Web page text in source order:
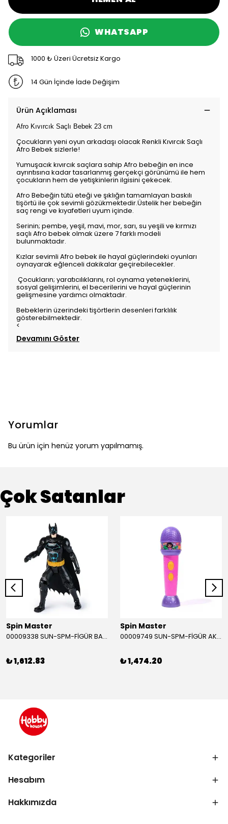
WHATSAPP
1000 ₺ Üzeri Ücretsiz Kargo
14 Gün İçinde İade Değişim
Ürün Açıklaması
Afro Kıvırcık Saçlı Bebek 23 cm
Çocukların yeni oyun arkadaşı olacak Renkli Kıvırcık Saçlı
Afro Bebek sizlerle!
Yumuşacık kıvırcık saçlara sahip Afro bebeğin en ince
ayrıntısına kadar tasarlanmış gerçekçi görünümü ile hem
çocukların hem de yetişkinlerin ilgisini çekecek.
Afro Bebeğin tütü eteği ve şıklığın tamamlayan baskılı
tişörtü ile çok sevimli gözükmektedir.Üstelik her bebeğin
saç rengi ve kıyafetleri uyum içinde.
Serinin; pembe, yeşil, mavi, mor, sarı, su yeşili ve kırmızı
saçlı Afro bebek olmak üzere 7 farklı modeli
bulunmaktadır.
Kızlar sevimli Afro bebek ile hayal güçlerindeki oyunları
oynayarak eğlenceli dakikalar geçirebilecekler.
Çocukların; yaratıcılıklarını, rol oynama yeteneklerini,
sosyal gelişimlerini, el becerilerini ve hayal güçlerinin
gelişmesine yardımcı olmaktadır.
Bebeklerin üzerindeki tişörtlerin desenleri farklılık
gösterebilmektedir.
<
Devamını Göster
Yorumlar
Bu ürün için henüz yorum yapılmamış.
Çok Satanlar
Spin Master
00009338 SUN-SPM-FİGÜR BATMAN NİNJA STRIKE 30 CM. EXC.
₺ 1,612.83
Spin Master
00009749 SUN-SPM-FİGÜR AKS. DORA MİKROFON YAĞMUR ORMANI RİTMİ (DORA) SESLİ
₺ 1,474.20
Kategoriler
Hesabım
Hakkımızda